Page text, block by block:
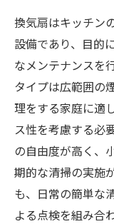
換気扇はキッチン
設備であり、目的
なメンテナンスを
タイプは広範囲の
理をする家庭に適
ス性を考慮する必
の自由度が高く、
期的な清掃の実施
も、日常の簡単な
よる点検を組み合